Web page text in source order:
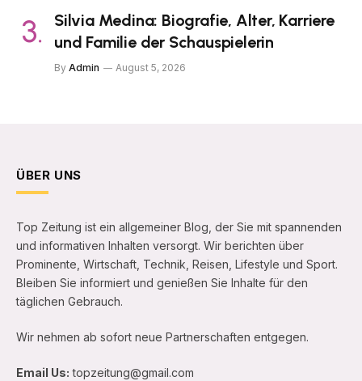
Silvia Medina: Biografie, Alter, Karriere
und Familie der Schauspielerin
By Admin August 5, 2026
ÜBER UNS
Top Zeitung ist ein allgemeiner Blog, der Sie mit spannenden
und informativen Inhalten versorgt. Wir berichten über
Prominente, Wirtschaft, Technik, Reisen, Lifestyle und Sport.
Bleiben Sie informiert und genießen Sie Inhalte für den
täglichen Gebrauch.
Wir nehmen ab sofort neue Partnerschaften entgegen.
Email Us: topzeitung@gmail.com